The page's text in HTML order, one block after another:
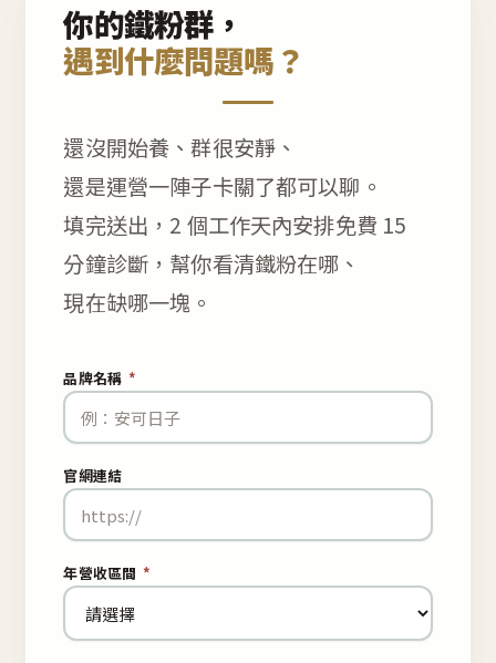
你的鐵粉群，
遇到什麼問題嗎？
還沒開始養、群很安靜、
還是運營一陣子卡關了都可以聊。
填完送出，2 個工作天內安排免費 15
分鐘診斷，幫你看清鐵粉在哪、
現在缺哪一塊。
品牌名稱 *
官網連結
年營收區間 *